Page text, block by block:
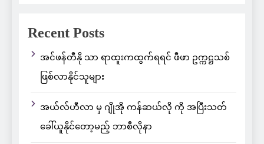
Recent Posts
အင်ဖန်တီနို သာ ရာထူးကထွက်ရရင် ဖီဖာ ဥက္ကဋ္ဌသစ်
ဖြစ်လာနိုင်သူများ
အယ်လ်ဟီလာ မှ ဂျိုအို ကန်ဆယ်လို ကို အပြီးသတ်
ခေါ်ယူနိုင်တော့မည့် ဘာစီလိုနာ